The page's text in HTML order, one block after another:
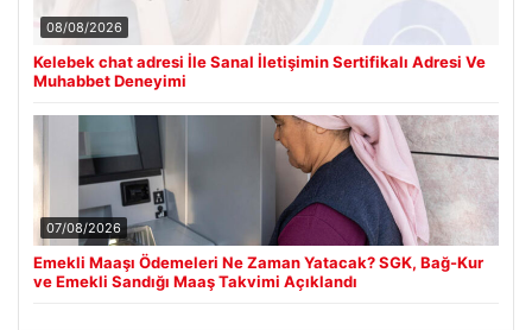
08/08/2026
Kelebek chat adresi İle Sanal İletişimin Sertifikalı Adresi Ve
Muhabbet Deneyimi
07/08/2026
Emekli Maaşı Ödemeleri Ne Zaman Yatacak? SGK, Bağ-Kur
ve Emekli Sandığı Maaş Takvimi Açıklandı